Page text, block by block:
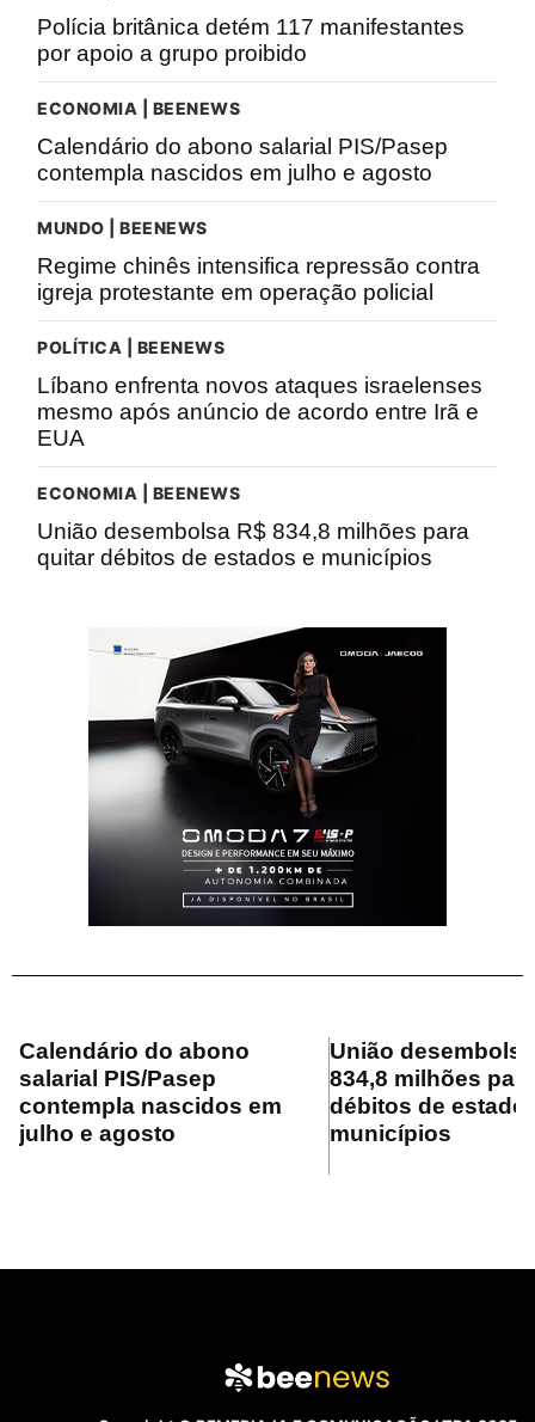
Polícia britânica detém 117 manifestantes
por apoio a grupo proibido
ECONOMIA | BEENEWS
Calendário do abono salarial PIS/Pasep
contempla nascidos em julho e agosto
MUNDO | BEENEWS
Regime chinês intensifica repressão contra
igreja protestante em operação policial
POLÍTICA | BEENEWS
Líbano enfrenta novos ataques israelenses
mesmo após anúncio de acordo entre Irã e
EUA
ECONOMIA | BEENEWS
União desembolsa R$ 834,8 milhões para
quitar débitos de estados e municípios
Calendário do abono
salarial PIS/Pasep
contempla nascidos em
julho e agosto
União
834,8 milhões
débitos de
municípios